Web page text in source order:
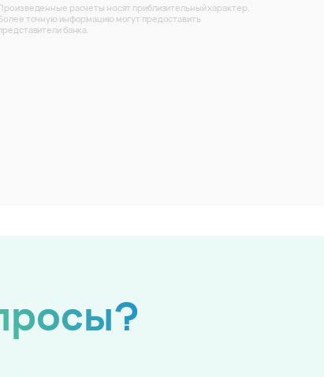
расчеты носят приблизительный характер.
точную информацию могут предоставить
банка.